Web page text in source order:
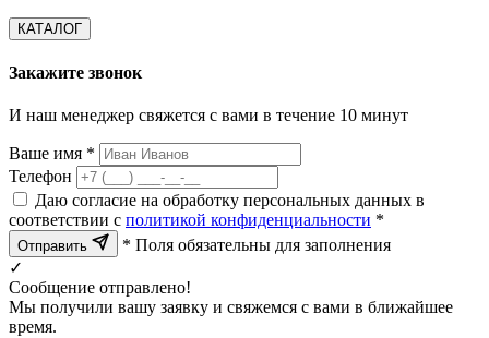
КАТАЛОГ
Закажите звонок
И наш менеджер свяжется с вами в течение 10 минут
Ваше имя *
Телефон
Даю согласие на обработку персональных данных в
соответствии с политикой конфиденциальности *
Отправить
* Поля обязательны для заполнения
✓
Сообщение отправлено!
Мы получили вашу заявку и свяжемся с вами в ближайшее
время.